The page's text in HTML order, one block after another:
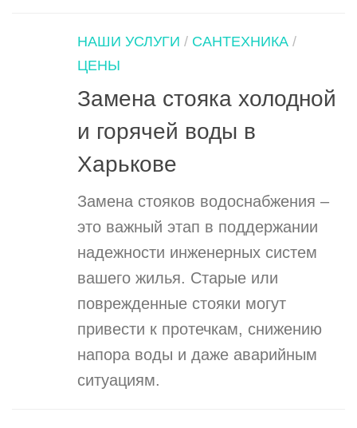
НАШИ УСЛУГИ / САНТЕХНИКА /
ЦЕНЫ
Замена стояка холодной
и горячей воды в
Харькове
Замена стояков водоснабжения –
это важный этап в поддержании
надежности инженерных систем
вашего жилья. Старые или
поврежденные стояки могут
привести к протечкам, снижению
напора воды и даже аварийным
ситуациям.